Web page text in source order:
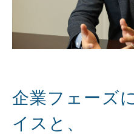
企業フェーズ
イスと、